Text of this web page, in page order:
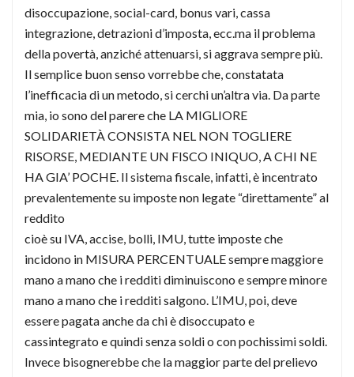
disoccupazione, social-card, bonus vari, cassa
integrazione, detrazioni d’imposta, ecc.ma il problema
della povertà, anziché attenuarsi, si aggrava sempre più.
Il semplice buon senso vorrebbe che, constatata
l’inefficacia di un metodo, si cerchi un’altra via. Da parte
mia, io sono del parere che LA MIGLIORE
SOLIDARIETÀ CONSISTA NEL NON TOGLIERE
RISORSE, MEDIANTE UN FISCO INIQUO, A CHI NE
HA GIA’ POCHE. Il sistema fiscale, infatti, è incentrato
prevalentemente su imposte non legate “direttamente” al
reddito
cioè su IVA, accise, bolli, IMU, tutte imposte che
incidono in MISURA PERCENTUALE sempre maggiore
mano a mano che i redditi diminuiscono e sempre minore
mano a mano che i redditi salgono. L’IMU, poi, deve
essere pagata anche da chi è disoccupato e
cassintegrato e quindi senza soldi o con pochissimi soldi.
Invece bisognerebbe che la maggior parte del prelievo